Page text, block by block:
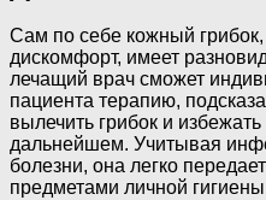
Сам по себе кожный
дискомфорт, имеет
лечащий врач сможет
пациента терапию,
вылечить грибок и
дальнейшем. Учитывая
болезни, она легко
предметами личной